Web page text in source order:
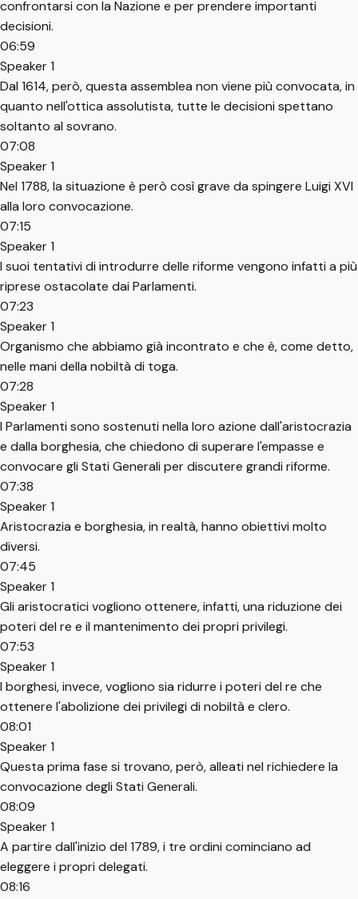
confrontarsi con la Nazione e per prendere importanti
decisioni.
06:59
Speaker 1
Dal 1614, però, questa assemblea non viene più convocata, in
quanto nell'ottica assolutista, tutte le decisioni spettano
soltanto al sovrano.
07:08
Speaker 1
Nel 1788, la situazione è però così grave da spingere Luigi XVI
alla loro convocazione.
07:15
Speaker 1
I suoi tentativi di introdurre delle riforme vengono infatti a più
riprese ostacolate dai Parlamenti.
07:23
Speaker 1
Organismo che abbiamo già incontrato e che è, come detto,
nelle mani della nobiltà di toga.
07:28
Speaker 1
I Parlamenti sono sostenuti nella loro azione dall'aristocrazia
e dalla borghesia, che chiedono di superare l'empasse e
convocare gli Stati Generali per discutere grandi riforme.
07:38
Speaker 1
Aristocrazia e borghesia, in realtà, hanno obiettivi molto
diversi.
07:45
Speaker 1
Gli aristocratici vogliono ottenere, infatti, una riduzione dei
poteri del re e il mantenimento dei propri privilegi.
07:53
Speaker 1
I borghesi, invece, vogliono sia ridurre i poteri del re che
ottenere l'abolizione dei privilegi di nobiltà e clero.
08:01
Speaker 1
Questa prima fase si trovano, però, alleati nel richiedere la
convocazione degli Stati Generali.
08:09
Speaker 1
A partire dall'inizio del 1789, i tre ordini cominciano ad
eleggere i propri delegati.
08:16